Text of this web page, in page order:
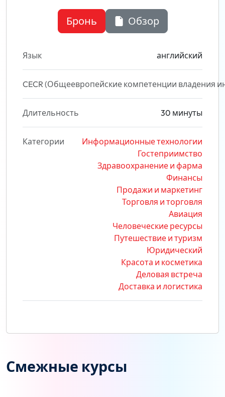
Бронь Обзор
Язык английский
CECR (Общеевропейские компетенции владения
Длительность 30 минуты
Категории
Информационные технологии
Гостеприимство
Здравоохранение и фарма
Финансы
Продажи и маркетинг
Торговля и торговля
Авиация
Человеческие ресурсы
Путешествие и туризм
Юридический
Красота и косметика
Деловая встреча
Доставка и логистика
Смежные курсы